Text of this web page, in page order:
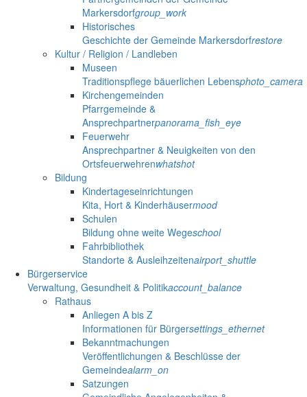
Markersdorfgroup_work
Historisches
Geschichte der Gemeinde Markersdorfrestore
Kultur / Religion / Landleben
Museen
Traditionspflege bäuerlichen Lebensphoto_camera
Kirchengemeinden
Pfarrgemeinde &
Ansprechpartnerpanorama_fish_eye
Feuerwehr
Ansprechpartner & Neuigkeiten von den
Ortsfeuerwehrenwhatshot
Bildung
Kindertageseinrichtungen
Kita, Hort & Kinderhäusermood
Schulen
Bildung ohne weite Wegeschool
Fahrbibliothek
Standorte & Ausleihzeitenairport_shuttle
Bürgerservice
Verwaltung, Gesundheit & Politikaccount_balance
Rathaus
Anliegen A bis Z
Informationen für Bürgersettings_ethernet
Bekanntmachungen
Veröffentlichungen & Beschlüsse der
Gemeindealarm_on
Satzungen